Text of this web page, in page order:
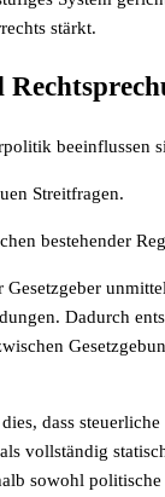
stärkt.
beeinflussen
Streitfragen.
bestehender
Dadurch
dass steuerliche
vollständig
sowohl